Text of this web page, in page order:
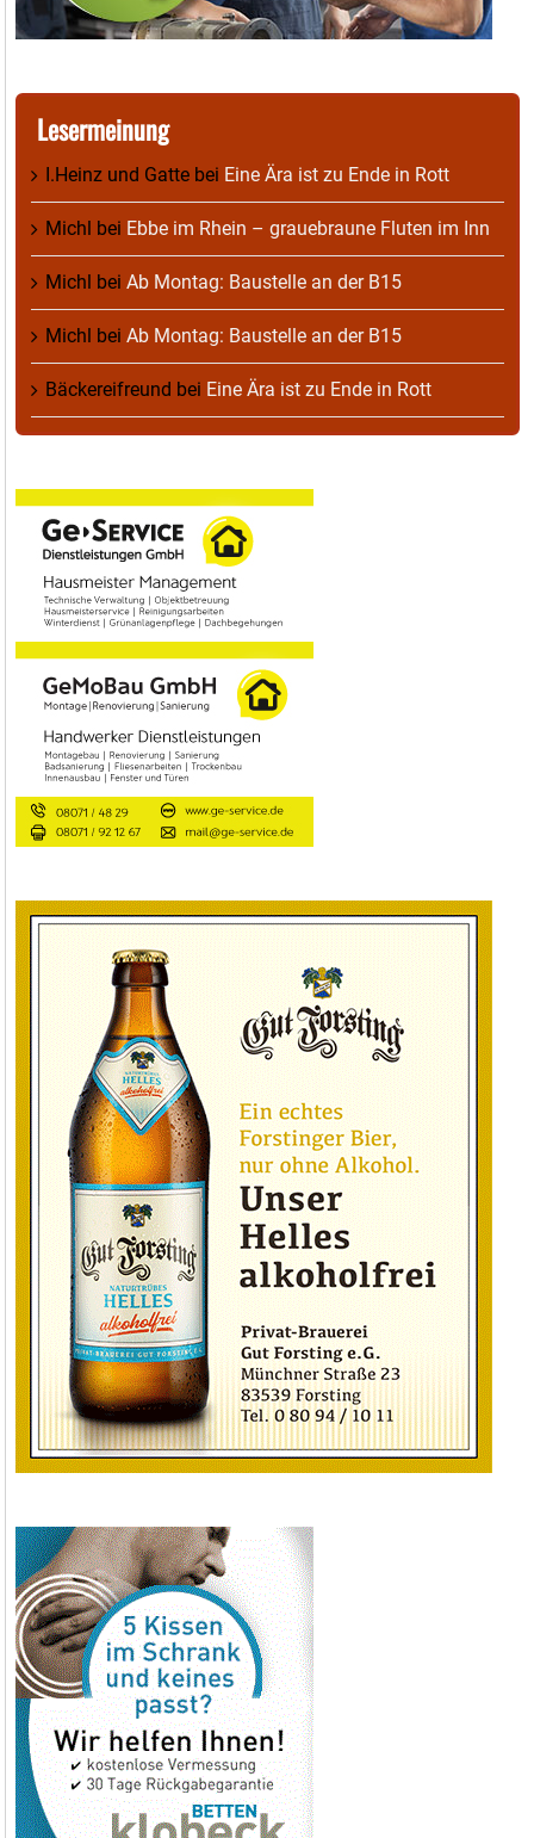
Lesermeinung
I.Heinz und Gatte bei Eine Ära ist zu Ende in Rott
Michl bei Ebbe im Rhein – grauebraune Fluten im Inn
Michl bei Ab Montag: Baustelle an der B15
Michl bei Ab Montag: Baustelle an der B15
Bäckereifreund bei Eine Ära ist zu Ende in Rott